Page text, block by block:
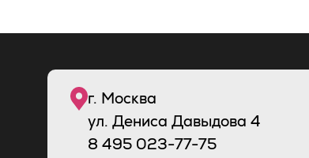
г. Москва
ул. Дениса Давыдова 4
8 495 023-77-75